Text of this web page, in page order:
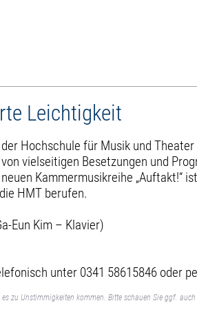
Leichtigkeit
Hochschule für Musik und
vielseitigen Besetzungen und
Kammermusikreihe „Auftakt!“
HMT berufen.
Eun Kim – Klavier)
unter 0341 58615846 oder
zu Unstimmigkeiten kommen. Bitte schauen Sie ggf.